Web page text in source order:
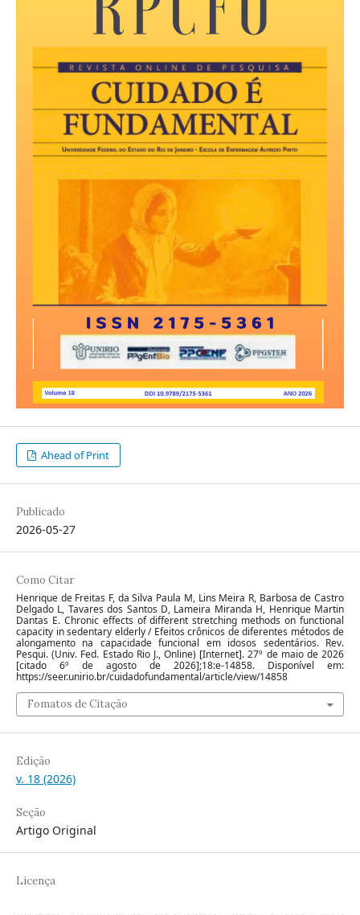
Ahead of Print
Publicado
2026-05-27
Como Citar
Henrique de Freitas F, da Silva Paula M, Lins Meira R, Barbosa de Castro
Delgado L, Tavares dos Santos D, Lameira Miranda H, Henrique Martin
Dantas E. Chronic effects of different stretching methods on functional
capacity in sedentary elderly / Efeitos crônicos de diferentes métodos de
alongamento na capacidade funcional em idosos sedentários. Rev.
Pesqui. (Univ. Fed. Estado Rio J., Online) [Internet]. 27º de maio de 2026
[citado 6º de agosto de 2026];18:e-14858. Disponível em:
https://seer.unirio.br/cuidadofundamental/article/view/14858
Fomatos de Citação
Edição
v. 18 (2026)
Seção
Artigo Original
Licença